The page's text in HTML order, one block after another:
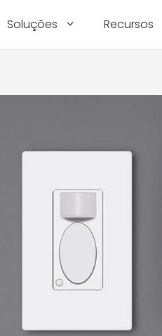
Soluções Recursos